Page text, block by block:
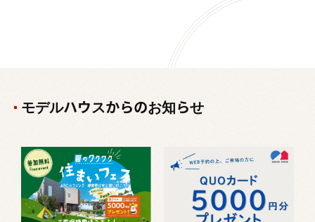
モデルハウスからのお知らせ